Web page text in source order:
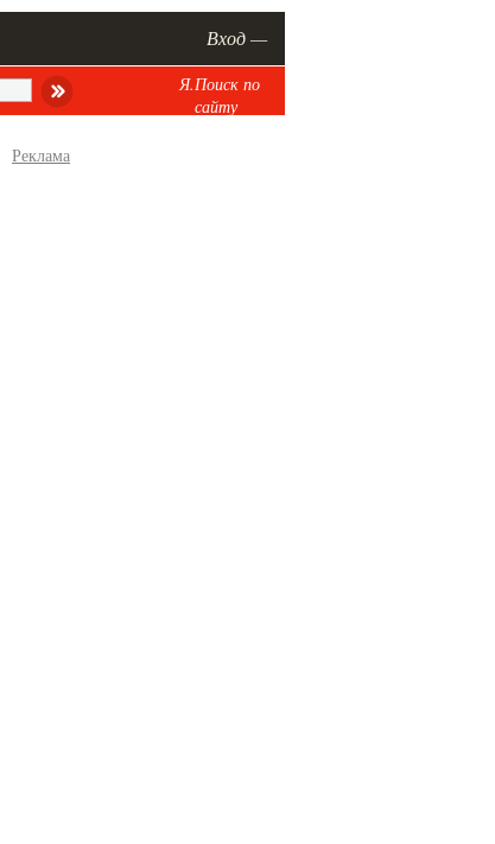
Вход —
Я.Поиск по
сайту
Реклама